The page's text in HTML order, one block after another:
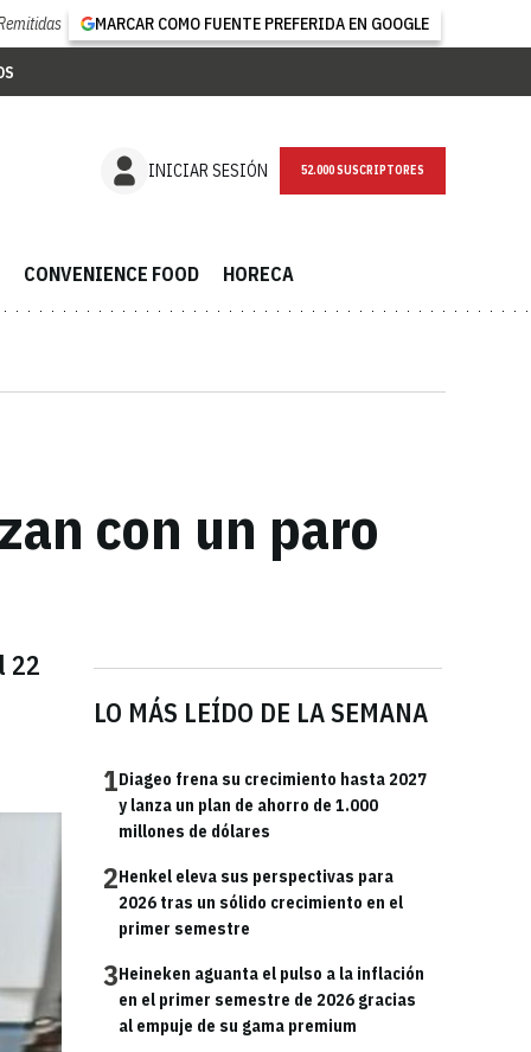
MARCAR COMO FUENTE PREFERIDA EN GOOGLE
INICIAR SESIÓN NEWSLETTER
CONVENIENCE FOOD HORECA
con un paro
22
LO MÁS LEÍDO DE LA SEMANA
1Diageo frena su crecimiento hasta 2027
y lanza un plan de ahorro de 1.000
millones de dólares
2Henkel eleva sus perspectivas para
2026 tras un sólido crecimiento en el
primer semestre
3Heineken aguanta el pulso a la inflación
en el primer semestre de 2026 gracias
al empuje de su gama premium